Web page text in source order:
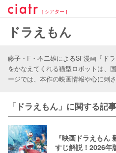
[ シアター ]
ドラえもん
藤子・F・不二雄によるSF漫画『ド
をかなえてくれる猫型ロボットは、
ージでは、本作の映画情報や心に刺
「ドラえもん」に関する記
『映画ドラえもん
すじ解説！2026年